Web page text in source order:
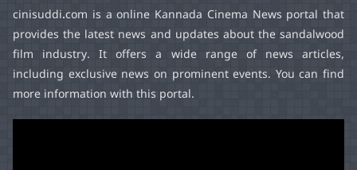
cinisuddi.com is a online Kannada Cinema News portal that
provides the latest news and updates about the sandalwood
film industry. It offers a wide range of news articles,
including exclusive news on prominent events. You can find
more information with this portal.